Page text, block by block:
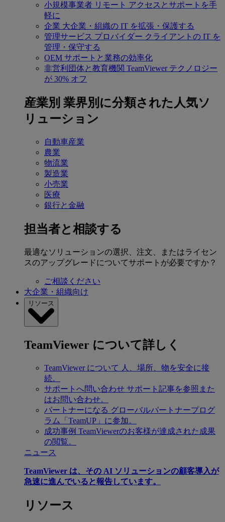
小規模事業者 リモート アクセスとサポートを手
軽に
企業 大企業・組織の IT を拡張・保護する
管理サービス プロバイダー クライアントの IT を
管理・保守する
OEM サポートと業務の効率化
非営利団体と教育機関 TeamViewer テクノロジー
が 30% オフ
産業別 業界別に分類された人気ソ
リューション
自動車産業
農業
物流業
製造業
小売業
医療
銀行と金融
担当者と相談する
最適なソリューションの選択、注文、またはライセン
スのアップグレードについてサポートが必要ですか？
ご相談ください
大企業・組織向け
リソース
TeamViewer について詳しく
TeamViewer について 人、場所、物を安全に接
続。
サポートへ問い合わせ サポート記事を参照また
はお問い合わせ。
パートナーになる グローバルパートナープログ
ラム「TeamUP」に参加。
成功事例 TeamViewerのお客様が達成された成果
の閲覧。
ニュース
TeamViewer は、その AI ソリューションの顧客導入が
急速に進んでいると報告しています。
リソース